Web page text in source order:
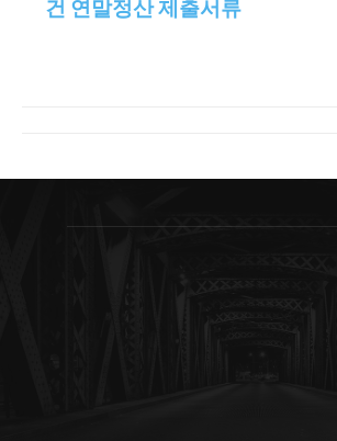
건 연말정산 제출서류